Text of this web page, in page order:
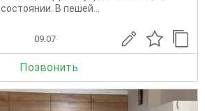
В пешей...
09.07
Позвонить